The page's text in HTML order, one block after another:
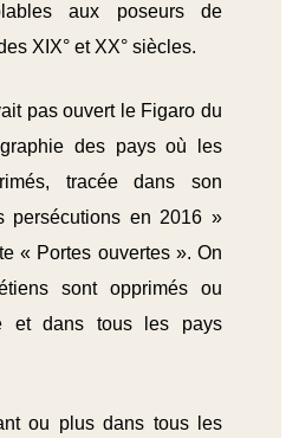
aux poseurs de
XIX° et XX° siècles.
pas ouvert le Figaro du
des pays où les
tracée dans son
persécutions en 2016 »
« Portes ouvertes ». On
sont opprimés ou
et dans tous les pays
ou plus dans tous les